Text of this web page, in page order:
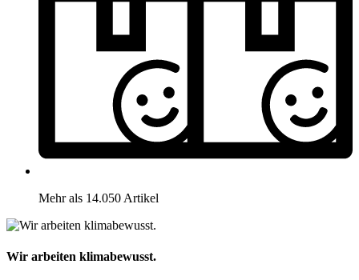
Mehr als 14.050 Artikel
Wir arbeiten klimabewusst.